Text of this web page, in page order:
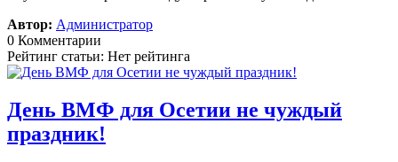
Автор: Администратор
0 Комментарии
Рейтинг статьи: Нет рейтинга
День ВМФ для Осетии не чуждый
праздник!